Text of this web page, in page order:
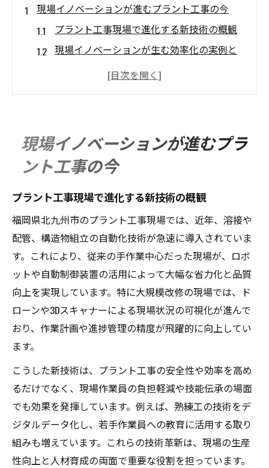
現場イノベーションが進むプラント工事の今
プラント工事現場で進化する新技術の概観
現場イノベーションが生む効率化の実例と
ト
産業都市で求められるプラント工事の実践
キャリアアップにつながる大規模改修の新潮流
大規模改修で活きるプラント工事の専門性
強化法
最新トレンドから見るキャリア形成の実践
術
現場経験を活かす大規模改修の転職戦略
プラント工事と連動したキャリアアップ成
イント
専門知識を深めたい方へ注目の技術動向
プラント工事で押さえるべき最新技術トピ
ック
技術者に求められるスキルと資格取得のポ
現場イノベーションが進むプラ
ント工事の今
プラント工事現場で進化する新技術の概観
福岡県北九州市のプラント工事現場では、近年、溶接や
配管、構造物組立の自動化技術が急速に導入されていま
す。これにより、従来の手作業中心だった現場が、ロボ
ットや自動制御装置の活用によって大幅な省力化と品質
向上を実現しています。特に大規模改修の現場では、ド
ローンや3Dスキャナーによる現場状況の可視化が進んで
おり、作業計画や進捗管理の精度が飛躍的に向上してい
ます。
こうした新技術は、プラント工事の安全性や効率を高め
るだけでなく、現場作業員の負担軽減や技能伝承の場面
でも効果を発揮しています。例えば、熟練工の技術をデ
ジタルデータ化し、若手作業員への教育に活用する取り
組みも増えています。これらの技術革新は、現場の生産
性向上と人材育成の両面で重要な役割を担っています。